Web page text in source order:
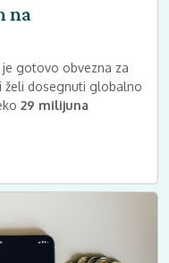
na
gotovo obvezna za
želi dosegnuti globalno
29 milijuna